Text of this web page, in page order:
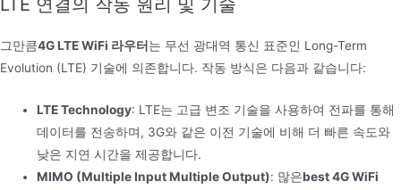
LTE 연결의 작동 원리 및 기술
그만큼4G LTE WiFi 라우터 는 무선 광대역 통신 표준인 Long-Term
Evolution (LTE) 기술에 의존합니다. 작동 방식은 다음과 같습니다:
LTE Technology: LTE는 고급 변조 기술을 사용하여 전파를 통해
데이터를 전송하며, 3G와 같은 이전 기술에 비해 더 빠른 속도와
낮은 지연 시간을 제공합니다.
MIMO (Multiple Input Multiple Output): 많은best 4G WiFi